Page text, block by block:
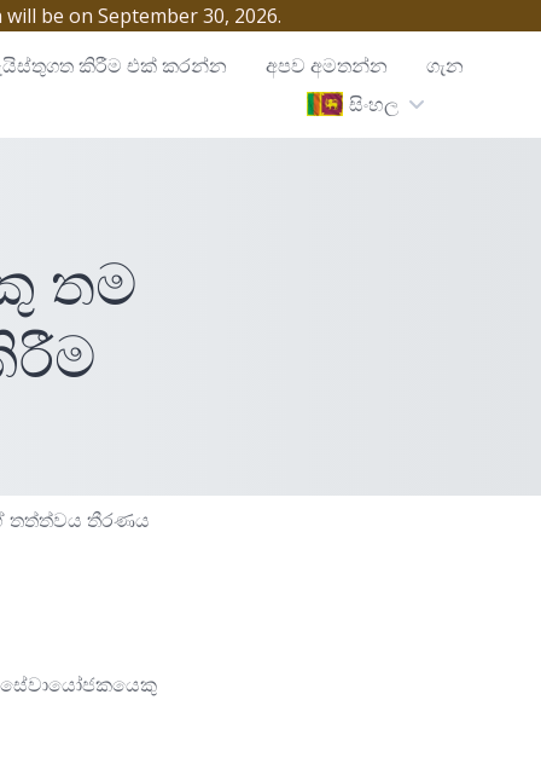
be on September 30, 2026.
කිරීම එක් කරන්න අපව අමතන්න
ගැන
සිංහල
තම
තත්ත්වය තීරණය